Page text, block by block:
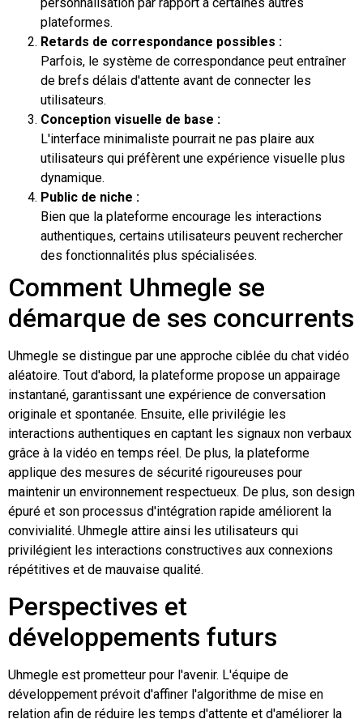
plateformes.
Retards de correspondance possibles :
Parfois, le système de correspondance peut entraîner
de brefs délais d'attente avant de connecter les
utilisateurs.
Conception visuelle de base :
L'interface minimaliste pourrait ne pas plaire aux
utilisateurs qui préfèrent une expérience visuelle plus
dynamique.
Public de niche :
Bien que la plateforme encourage les interactions
authentiques, certains utilisateurs peuvent rechercher
des fonctionnalités plus spécialisées.
Comment Uhmegle se
démarque de ses concurrents
Uhmegle se distingue par une approche ciblée du chat vidéo
aléatoire. Tout d'abord, la plateforme propose un appairage
instantané, garantissant une expérience de conversation
originale et spontanée. Ensuite, elle privilégie les
interactions authentiques en captant les signaux non verbaux
grâce à la vidéo en temps réel. De plus, la plateforme
applique des mesures de sécurité rigoureuses pour
maintenir un environnement respectueux. De plus, son design
épuré et son processus d'intégration rapide améliorent la
convivialité. Uhmegle attire ainsi les utilisateurs qui
privilégient les interactions constructives aux connexions
répétitives et de mauvaise qualité.
Perspectives et
développements futurs
Uhmegle est prometteur pour l'avenir. L'équipe de
développement prévoit d'affiner l'algorithme de mise en
relation afin de réduire les temps d'attente et d'améliorer la